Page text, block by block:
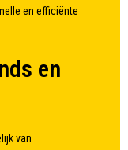
en efficiënte
en
van